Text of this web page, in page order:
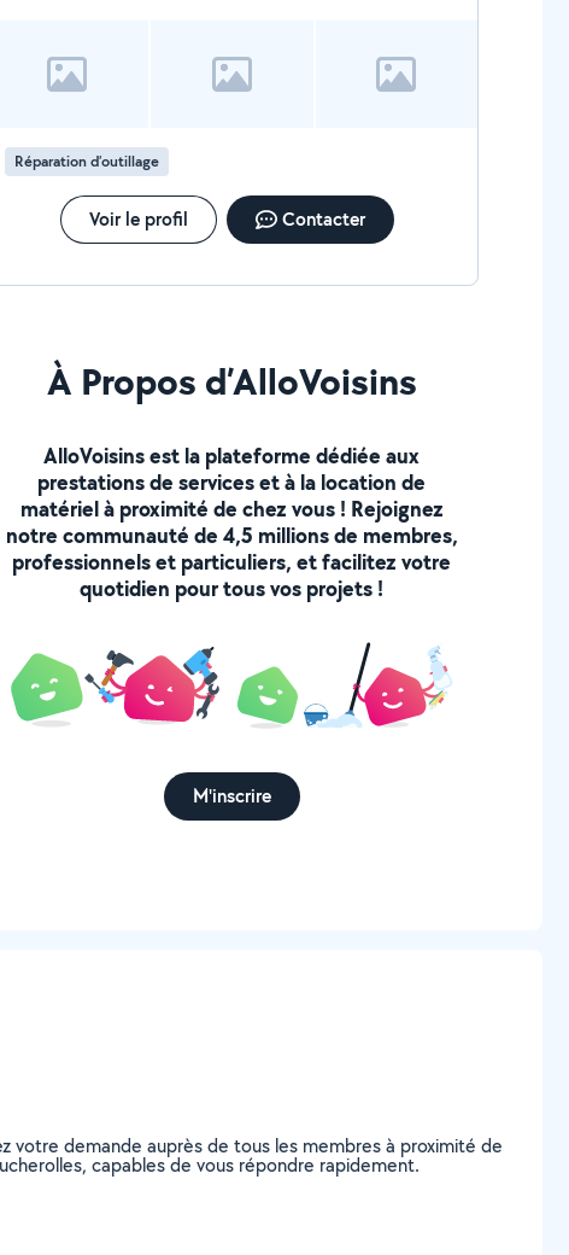
Réparation d’outillage
Voir le profil Contacter
À Propos d’AlloVoisins
AlloVoisins est la plateforme dédiée aux
prestations de services et à la location de
matériel à proximité de chez vous ! Rejoignez
notre communauté de 4,5 millions de membres,
professionnels et particuliers, et facilitez votre
quotidien pour tous vos projets !
M'inscrire
votre demande auprès de tous les membres à proximité de
capables de vous répondre rapidement.